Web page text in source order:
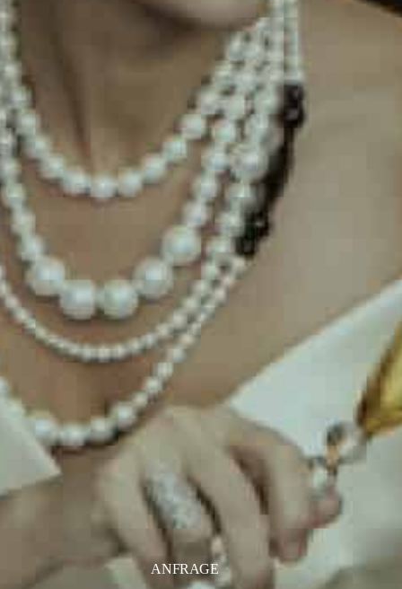
ANFRAGE